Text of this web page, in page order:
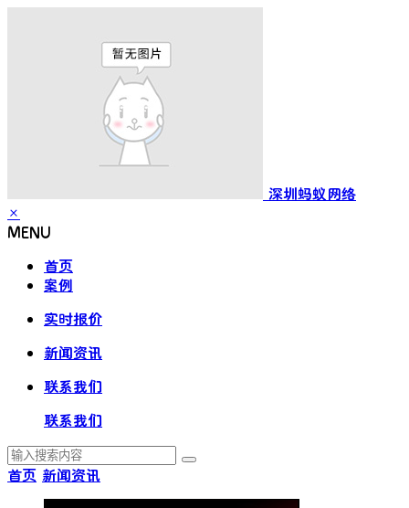
深圳蚂蚁网络
×
MENU
首页
案例
实时报价
新闻资讯
联系我们
联系我们
首页 新闻资讯